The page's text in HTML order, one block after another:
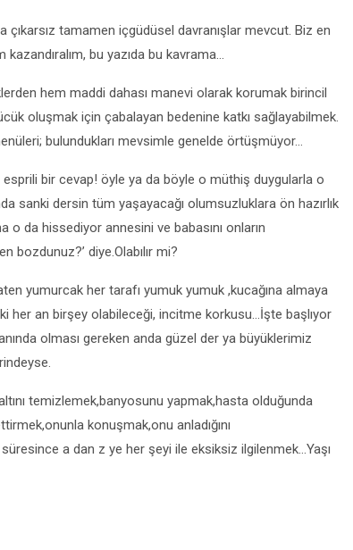
çıkarsız tamamen içgüdüsel davranışlar mevcut. Biz en
bu yazıda bu kavrama…
hem maddi dahası manevi olarak korumak birincil
oluşmak için çabalayan bedenine katkı sağlayabilmek.
bulundukları mevsimle genelde örtüşmüyor…
bir cevap! öyle ya da böyle o müthiş duygularla o
sanki dersin tüm yaşayacağı olumsuzluklara ön hazırlık
o da hissediyor annesini ve babasını onların
bozdunuz?’ diye.Olabılır mi?
yumurcak her tarafı yumuk yumuk ,kucağına almaya
her an birşey olabileceği, incitme korkusu…İşte başlıyor
olması gereken anda güzel der ya büyüklerimiz
temizlemek,banyosunu yapmak,hasta olduğunda
konuşmak,onu anladığını
a dan z ye her şeyi ile eksiksiz ilgilenmek…Yaşı